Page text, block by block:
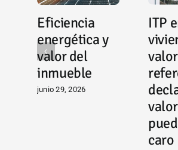
Eficiencia
energética y
valor del
inmueble
junio 29, 2026
ITP
caro